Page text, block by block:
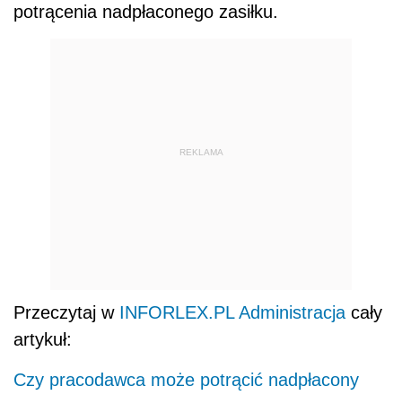
potrącenia nadpłaconego zasiłku.
REKLAMA
Przeczytaj w INFORLEX.PL Administracja cały
artykuł:
Czy pracodawca może potrącić nadpłacony